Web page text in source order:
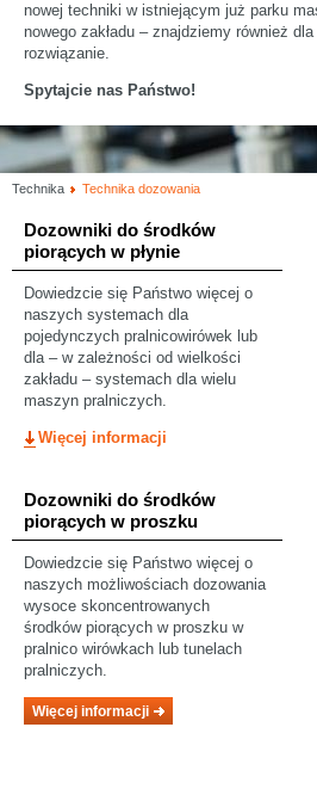
nowej techniki w istniejącym już parku
nowego zakładu – znajdziemy również
rozwiązanie.
Spytajcie nas Państwo!
Technika Technika dozowania
Dozowniki do środków
piorących w płynie
Dowiedzcie się Państwo więcej o
naszych systemach dla
pojedynczych pralnicowirówek lub
dla – w zależności od wielkości
zakładu – systemach dla wielu
maszyn pralniczych.
Więcej informacji
Dozowniki do środków
piorących w proszku
Dowiedzcie się Państwo więcej o
naszych możliwościach dozowania
wysoce skoncentrowanych
środków piorących w proszku w
pralnico wirówkach lub tunelach
pralniczych.
Więcej informacji